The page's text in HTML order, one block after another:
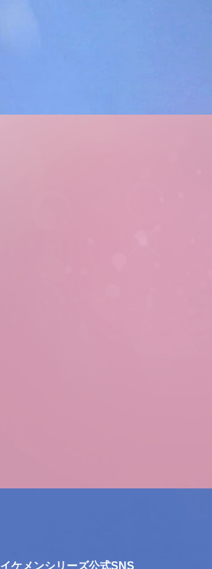
イケメンシリーズ公式SNS